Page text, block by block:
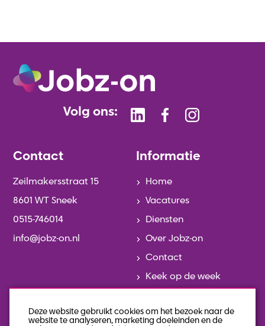
Volg ons:
Contact
Zeilmakersstraat 15
8601 WT Sneek
0515-746014
info@jobz-on.nl
Informatie
Home
Vacatures
Diensten
Over Jobz-on
Contact
Keek op de week
Team
Deze website gebruikt cookies om het bezoek naar de
website te analyseren, marketing doeleinden en de